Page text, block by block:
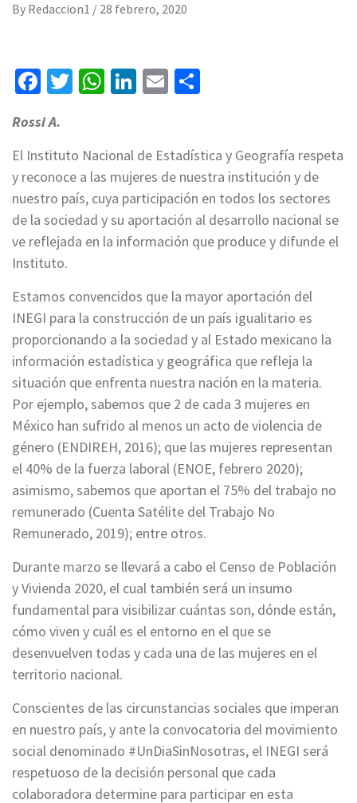
By Redaccion1 / 28 febrero, 2020
Facebook
Twitter
WhatsApp
LinkedIn
Email
Rossi A.
El Instituto Nacional de Estadística y Geografía respeta
y reconoce a las mujeres de nuestra institución y de
nuestro país, cuya participación en todos los sectores
de la sociedad y su aportación al desarrollo nacional se
ve reflejada en la información que produce y difunde el
Instituto.
Estamos convencidos que la mayor aportación del
INEGI para la construcción de un país igualitario es
proporcionando a la sociedad y al Estado mexicano la
información estadística y geográfica que refleja la
situación que enfrenta nuestra nación en la materia.
Por ejemplo, sabemos que 2 de cada 3 mujeres en
México han sufrido al menos un acto de violencia de
género (ENDIREH, 2016); que las mujeres representan
el 40% de la fuerza laboral (ENOE, febrero 2020);
asimismo, sabemos que aportan el 75% del trabajo no
remunerado (Cuenta Satélite del Trabajo No
Remunerado, 2019); entre otros.
Durante marzo se llevará a cabo el Censo de Población
y Vivienda 2020, el cual también será un insumo
fundamental para visibilizar cuántas son, dónde están,
cómo viven y cuál es el entorno en el que se
desenvuelven todas y cada una de las mujeres en el
territorio nacional.
Conscientes de las circunstancias sociales que imperan
en nuestro país, y ante la convocatoria del movimiento
social denominado #UnDiaSinNosotras, el INEGI será
respetuoso de la decisión personal que cada
colaboradora determine para participar en esta